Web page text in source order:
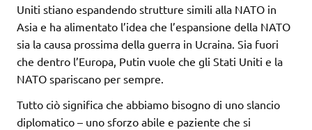
Uniti stiano espandendo strutture simili alla NATO in
Asia e ha alimentato l’idea che l’espansione della NATO
sia la causa prossima della guerra in Ucraina. Sia fuori
che dentro l’Europa, Putin vuole che gli Stati Uniti e la
NATO spariscano per sempre.
Tutto ciò significa che abbiamo bisogno di uno slancio
diplomatico – uno sforzo abile e paziente che si